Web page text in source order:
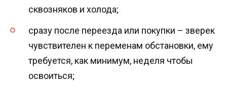
сквозняков и холода;
сразу после переезда или покупки – зверек
чувствителен к переменам обстановки, ему
требуется, как минимум, неделя чтобы
освоиться;